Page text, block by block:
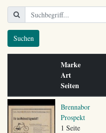
Suchen
Marke
Art
Seiten
Brennabor
Prospekt
1 Seite